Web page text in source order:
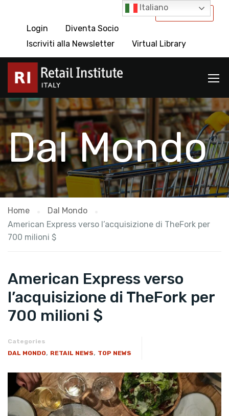
International
Login
Diventa Socio
Iscriviti alla Newsletter
Virtual Library
Dal Mondo
Home
Dal Mondo
American Express verso l’acquisizione di TheFork per
700 milioni $
American Express verso
l’acquisizione di TheFork per
700 milioni $
Categories
DAL MONDO, RETAIL NEWS, TOP NEWS
Italiano